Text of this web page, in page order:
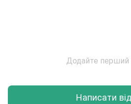
Додайте перший
Написати